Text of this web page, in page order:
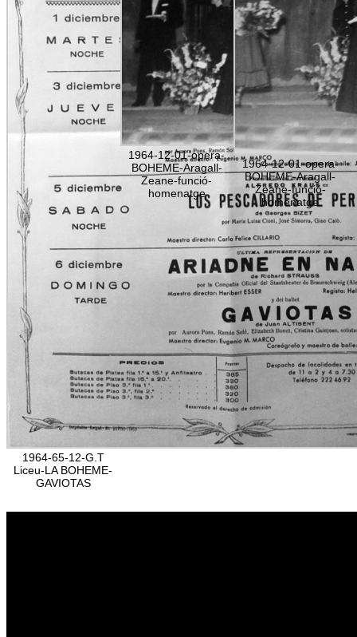
1964-65-12-G.T
Liceu-LA BOHEME-
GAVIOTAS
1964-12-01-opera-
BOHEME-Aragall-
Zeane-funció-
homenatge
1964-12-01-opera-
BOHEME-Aragall-
Zeane-funció-
homenatge